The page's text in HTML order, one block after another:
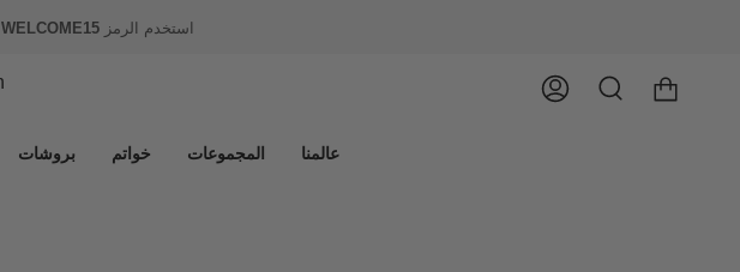
استخدم الرمزWELCOME15
حساب يبحث
بروشات خواتم المجموعات عالمنا